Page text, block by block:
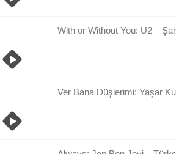
With or Without You: U2 –
Ver Bana Düşlerimi: Yaşar